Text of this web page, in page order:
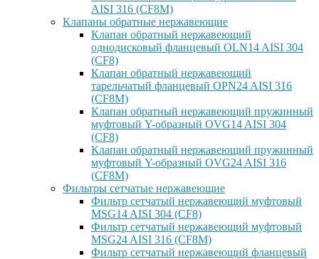
AISI 316 (CF8M)
Клапаны обратные нержавеющие
Клапан обратный нержавеющий
однодисковый фланцевый OLN14 AISI 304
(CF8)
Клапан обратный нержавеющий
тарельчатый фланцевый OPN24 AISI 316
(CF8M)
Клапан обратный нержавеющий пружинный
муфтовый Y-образный OVG14 AISI 304
(CF8)
Клапан обратный нержавеющий пружинный
муфтовый Y-образный OVG24 AISI 316
(CF8М)
Фильтры сетчатые нержавеющие
Фильтр сетчатый нержавеющий муфтовый
MSG14 AISI 304 (CF8)
Фильтр сетчатый нержавеющий муфтовый
MSG24 AISI 316 (CF8M)
Фильтр сетчатый нержавеющий фланцевый